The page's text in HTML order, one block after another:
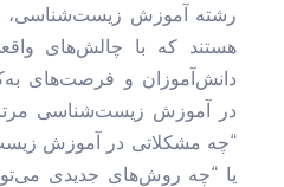
رشته آموزش زیست‌شناسی،
هستند که با چالش‌های
دانش‌آموزان و فرصت‌های
در آموزش زیست‌شناسی
“چه مشکلاتی در آموزش
یا “چه روش‌های جدیدی